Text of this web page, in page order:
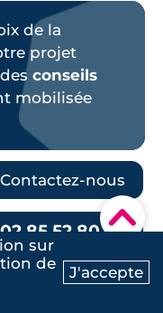
nous
▾
de la
projet
conseils
mobilisée
Contactez-nous
02 85 52 80 36
nos offres
sur
de
J'accepte